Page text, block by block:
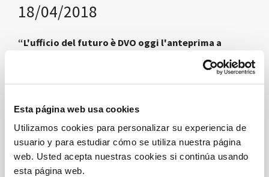
Esta página web usa cookies
Utilizamos cookies para personalizar su experiencia de
usuario y para estudiar cómo se utiliza nuestra página
web. Usted acepta nuestras cookies si continúa usando
esta página web.
18/04/2018
“L'ufficio del futuro è DVO oggi l'anteprima a
Mille clienti ed export in cento diversi Paesi per la
ormai sono il 40% dei ricavi>>
Descarga PDF